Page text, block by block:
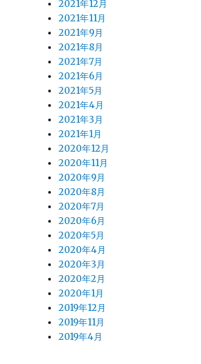
2021年12月
2021年11月
2021年9月
2021年8月
2021年7月
2021年6月
2021年5月
2021年4月
2021年3月
2021年1月
2020年12月
2020年11月
2020年9月
2020年8月
2020年7月
2020年6月
2020年5月
2020年4月
2020年3月
2020年2月
2020年1月
2019年12月
2019年11月
2019年4月